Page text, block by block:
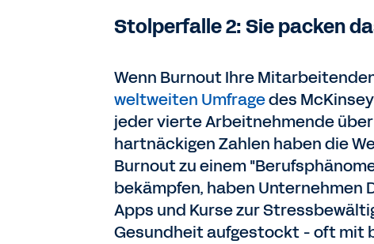
Stolperfalle 2: Sie packen
Wenn Burnout Ihre
weltweiten Umfragedes
jeder vierte Arbeitnehmende
hartnäckigen Zahlen haben die
Burnout zu einem
bekämpfen, haben Unternehmen
Apps und Kurse zur
Gesundheit aufgestockt - oft mit